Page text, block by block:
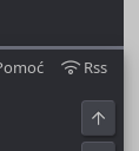
Rss
Top